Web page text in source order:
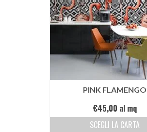
PINK FLAMENGO
€45,00 al mq
SCEGLI LA CARTA